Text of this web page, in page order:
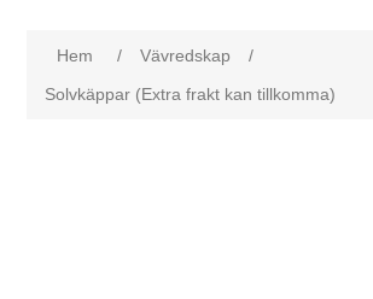
Hem / Vävredskap
/
Solvkäppar (Extra frakt kan tillkomma)